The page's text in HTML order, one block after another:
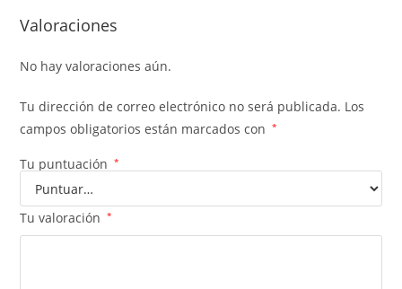
Valoraciones
No hay valoraciones aún.
Tu dirección de correo electrónico no será publicada. Los
campos obligatorios están marcados con
*
Tu puntuación *
Tu valoración *